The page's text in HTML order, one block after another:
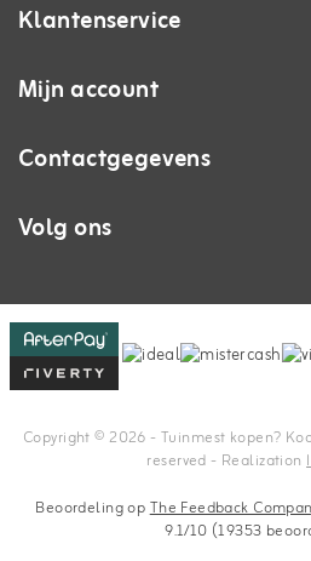
Klantenservice
Mijn account
Contactgegevens
Volg ons
Copyright © 2026 - Tuinmest kopen?
reserved - Realization
Beoordeling opThe Feedback
9.1/10 (19353